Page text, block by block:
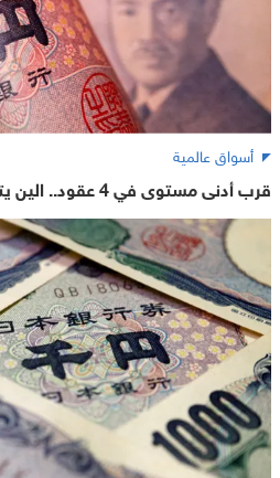
أسواق عالمية
قرب أدنى مستوى في 4 عقود.. الين يتهاوى وترقب لتدخل ياباني